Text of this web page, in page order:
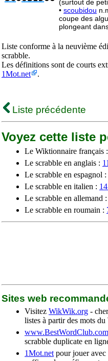
(surtout de
• scoubidou
coupe des
plongeant
Liste conforme à la neuvième
scrabble.
Les définitions sont de courts
1Mot.net
.
Liste précédente
Voyez cette liste
Le Wiktionnaire français :
Le scrabble en anglais :
Le scrabble en espagnol :
Le scrabble en italien :
Le scrabble en allemand :
Le scrabble en roumain :
Sites web
Visitez WikWik.org -
listes à partir des mots
www.BestWordClub.com
scrabble duplicate en
1Mot.net pour jouer avec